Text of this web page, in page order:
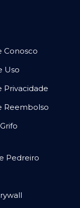
Conosco
Uso
Privacidade
Reembolso
Pedreiro